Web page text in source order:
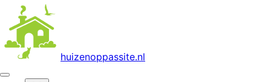
huizenoppassite.nl